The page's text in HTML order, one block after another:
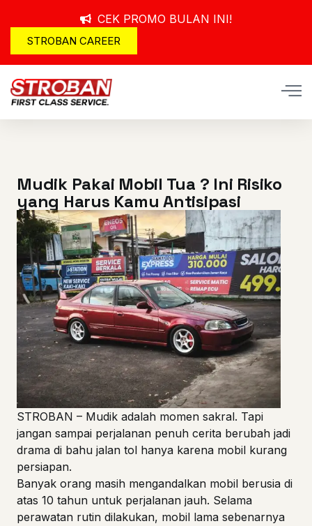
CEK PROMO BULAN INI!
STROBAN CAREER
Mudik Pakai Mobil Tua ? Ini Risiko
yang Harus Kamu Antisipasi
STROBAN – Mudik adalah momen sakral. Tapi
jangan sampai perjalanan penuh cerita berubah jadi
drama di bahu jalan tol hanya karena mobil kurang
persiapan.
Banyak orang masih mengandalkan mobil berusia di
atas 10 tahun untuk perjalanan jauh. Selama
perawatan rutin dilakukan, mobil lama sebenarnya